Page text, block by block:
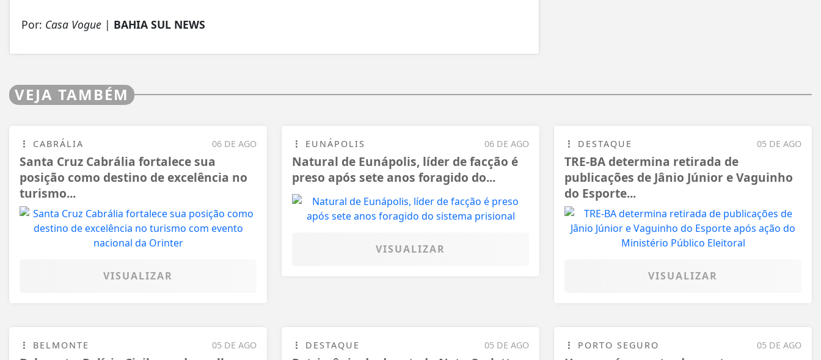
Por: Casa Vogue | BAHIA SUL NEWS
VEJA TAMBÉM
06 DE AGO
CABRÁLIA
Santa Cruz Cabrália fortalece sua
posição como destino de excelência no
turismo...
VISUALIZAR
06 DE AGO
EUNÁPOLIS
Natural de Eunápolis, líder de facção é
preso após sete anos foragido do...
VISUALIZAR
05 DE AGO
DESTAQUE
TRE-BA determina retirada de
publicações de Jânio Júnior e Vaguinho
do Esporte...
VISUALIZAR
05 DE AGO
BELMONTE 05 DE AGO
DESTAQUE 05 DE AGO
PORTO SEGURO